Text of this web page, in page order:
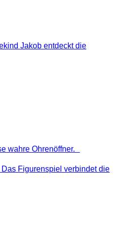
Jakob entdeckt die
wahre Ohrenöffner.
Figurenspiel verbindet die